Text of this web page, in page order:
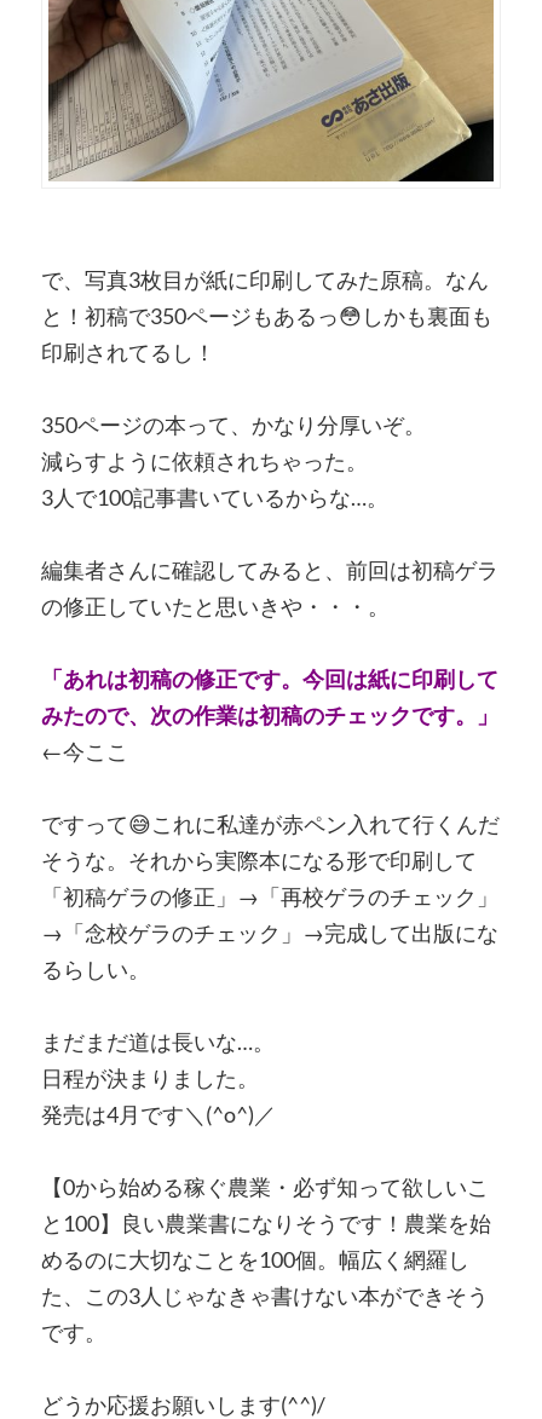
で、写真3枚目が紙に印刷してみた原稿。なん
と！初稿で350ページもあるっ😳しかも裏面も
印刷されてるし！
350ページの本って、かなり分厚いぞ。
減らすように依頼されちゃった。
3人で100記事書いているからな…。
編集者さんに確認してみると、前回は初稿ゲラ
の修正していたと思いきや・・・。
「あれは初稿の修正です。今回は紙に印刷して
みたので、次の作業は初稿のチェックです。」
←今ここ
ですって😅これに私達が赤ペン入れて行くんだ
そうな。それから実際本になる形で印刷して
「初稿ゲラの修正」→「再校ゲラのチェック」
→「念校ゲラのチェック」→完成して出版にな
るらしい。
まだまだ道は長いな…。
日程が決まりました。
発売は4月です＼(^o^)／
【0から始める稼ぐ農業・必ず知って欲しいこ
と100】良い農業書になりそうです！農業を始
めるのに大切なことを100個。幅広く網羅し
た、この3人じゃなきゃ書けない本ができそう
です。
どうか応援お願いします(^^)/